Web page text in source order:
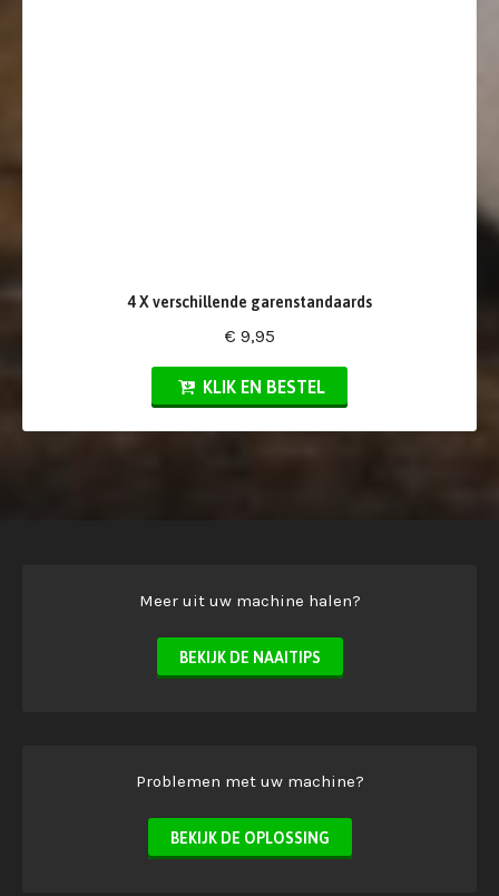
4 X verschillende garenstandaards
€ 9,95
KLIK EN BESTEL
Meer uit uw machine halen?
BEKIJK DE NAAITIPS
Problemen met uw machine?
BEKIJK DE OPLOSSING